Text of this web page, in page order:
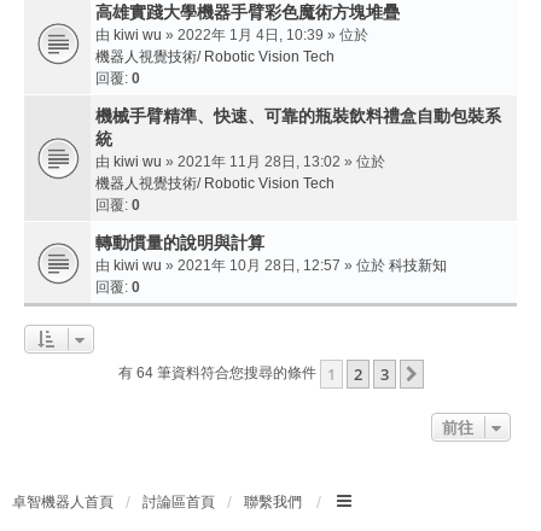
高雄實踐大學機器手臂彩色魔術方塊堆疊
由 kiwi wu » 2022年 1月 4日, 10:39 » 位於
機器人視覺技術/ Robotic Vision Tech
回覆: 0
機械手臂精準、快速、可靠的瓶裝飲料禮盒自動包裝系
統
由 kiwi wu » 2021年 11月 28日, 13:02 » 位於
機器人視覺技術/ Robotic Vision Tech
回覆: 0
轉動慣量的說明與計算
由 kiwi wu » 2021年 10月 28日, 12:57 » 位於 科技新知
回覆: 0
有 64 筆資料符合您搜尋的條件 1 2 3
前往
卓智機器人首頁 討論區首頁 聯繫我們